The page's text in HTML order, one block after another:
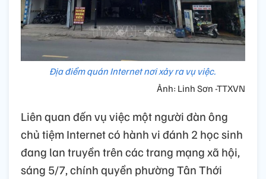
Địa điểm quán Internet nơi xảy ra vụ việc.
Ảnh: Linh Sơn -TTXVN
Liên quan đến vụ việc một người đàn ông
chủ tiệm Internet có hành vi đánh 2 học sinh
đang lan truyền trên các trang mạng xã hội,
sáng 5/7, chính quyền phường Tân Thới